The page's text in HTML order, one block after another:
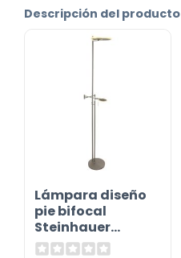
Descripción del producto
Lámpara diseño
pie bifocal
Steinhauer
Turound